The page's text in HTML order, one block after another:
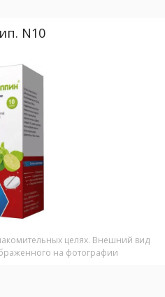
N10
целях. Внешний вид
на фотографии